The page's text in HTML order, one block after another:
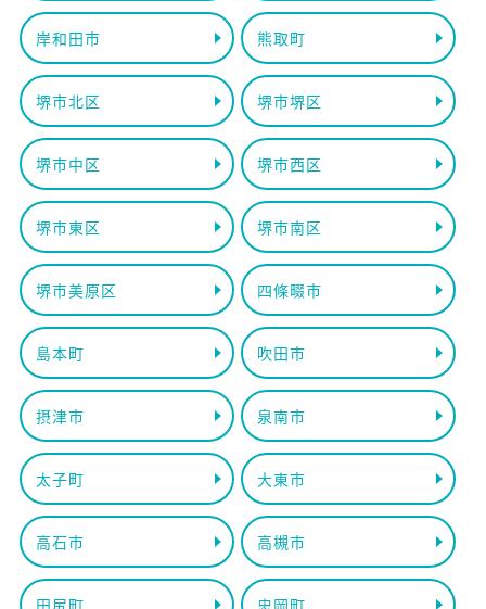
岸和田市 熊取町
堺市北区 堺市堺区
堺市中区 堺市西区
堺市東区 堺市南区
堺市美原区 四條畷市
島本町 吹田市
摂津市 泉南市
太子町 大東市
高石市 高槻市